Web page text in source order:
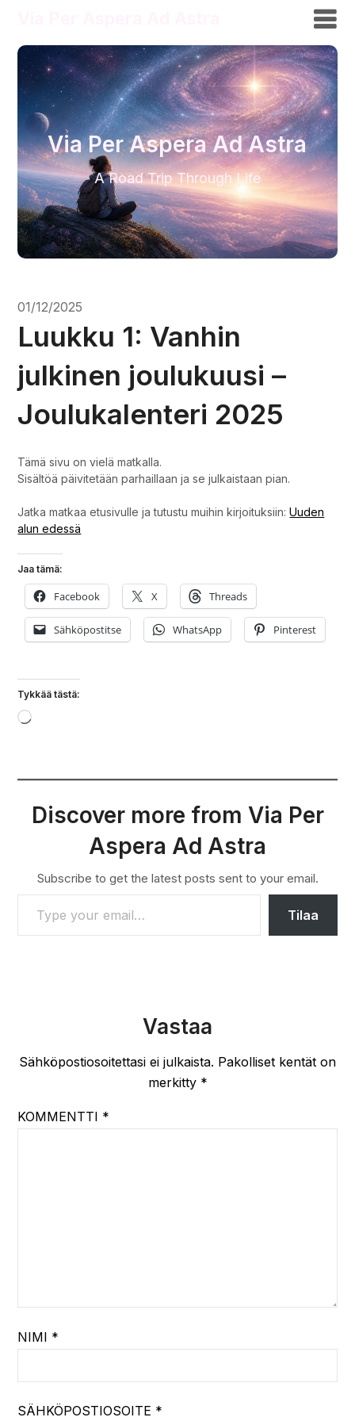
Via Per Aspera Ad Astra
A Road Trip Through Life
01/12/2025
Luukku 1: Vanhin
julkinen joulukuusi –
Joulukalenteri 2025
Tämä sivu on vielä matkalla.
Sisältöä päivitetään parhaillaan ja se julkaistaan pian.
Jatka matkaa etusivulle ja tutustu muihin kirjoituksiin:Uuden
alun edessä
Jaa tämä:
Facebook X Threads
Sähköpostitse WhatsApp Pinterest
Tykkää tästä:
Loading…
Discover more from Via Per
Aspera Ad Astra
Subscribe to get the latest posts sent to your email.
TYPE YOUR EMAIL…
Tilaa
Vastaa
Sähköpostiosoitettasi ei julkaista. Pakolliset kentät on
merkitty *
KOMMENTTI *
NIMI *
SÄHKÖPOSTIOSOITE *